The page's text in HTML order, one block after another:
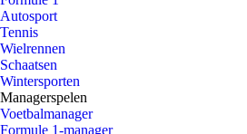
Autosport
Tennis
Wielrennen
Schaatsen
Wintersporten
Managerspelen
Voetbalmanager
Formule 1-manager